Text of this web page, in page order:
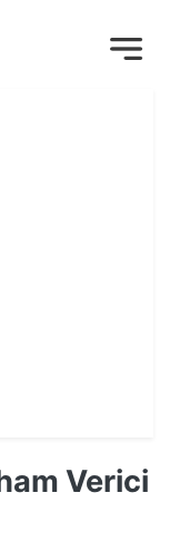
Verici